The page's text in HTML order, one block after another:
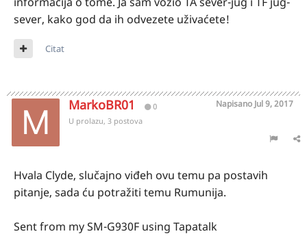
sever, kako god da ih odvezete uživaćete!
Citat
MarkoBR01 0 Napisano Jul 9, 2017
U prolazu, 3 postova
Hvala Clyde, slučajno viđeh ovu temu pa postavih
pitanje, sada ću potražiti temu Rumunija.
Sent from my SM-G930F using Tapatalk